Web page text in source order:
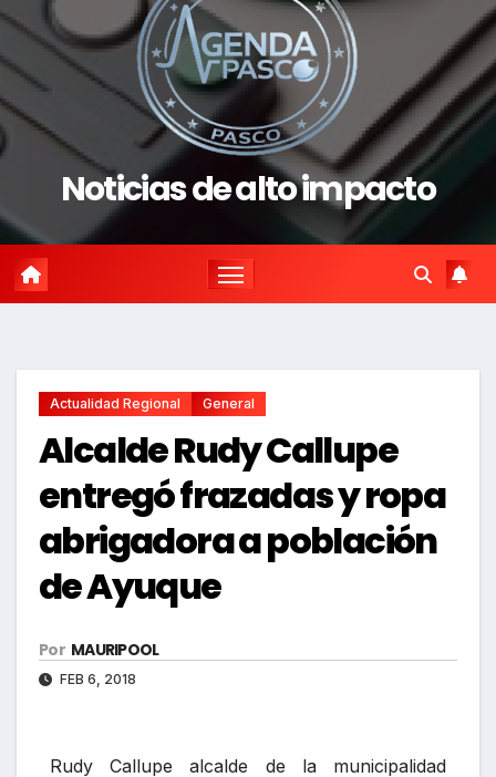
Noticias de alto impacto
Actualidad Regional General
Alcalde Rudy Callupe
entregó frazadas y ropa
abrigadora a población
de Ayuque
Por MAURIPOOL
FEB 6, 2018
Rudy Callupe alcalde de la municipalidad